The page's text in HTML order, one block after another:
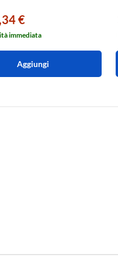
€
immediata
Aggiungi